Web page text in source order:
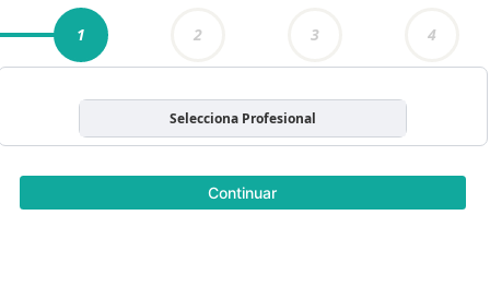
1 2 3 4
Selecciona Profesional
Continuar